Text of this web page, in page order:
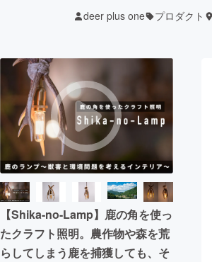
ターン
注目の新着プロ
ジェクト
募集終
ロジェ
テクノロジー・ガジェット
映像・映画
ビジネス・起業
まちづくり・地域活性化
deer plus one プロダクト
【Shika-no-Lamp】鹿の角を使っ
たクラフト照明。農作物や森を荒
らしてしまう鹿を捕獲しても、そ